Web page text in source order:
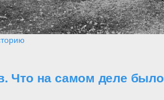
Что на самом деле было